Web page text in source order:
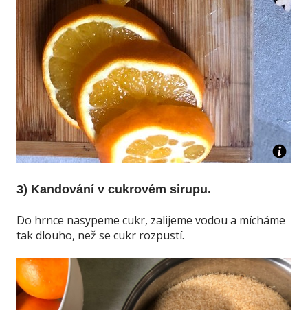
3) Kandování v cukrovém sirupu.
Do hrnce nasypeme cukr, zalijeme vodou a mícháme
tak dlouho, než se cukr rozpustí.